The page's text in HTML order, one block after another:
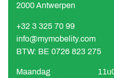
2000 Antwerpen
+32 3 325 70 99
info@mymobelity.com
BTW: BE 0726 823 275
Maandag